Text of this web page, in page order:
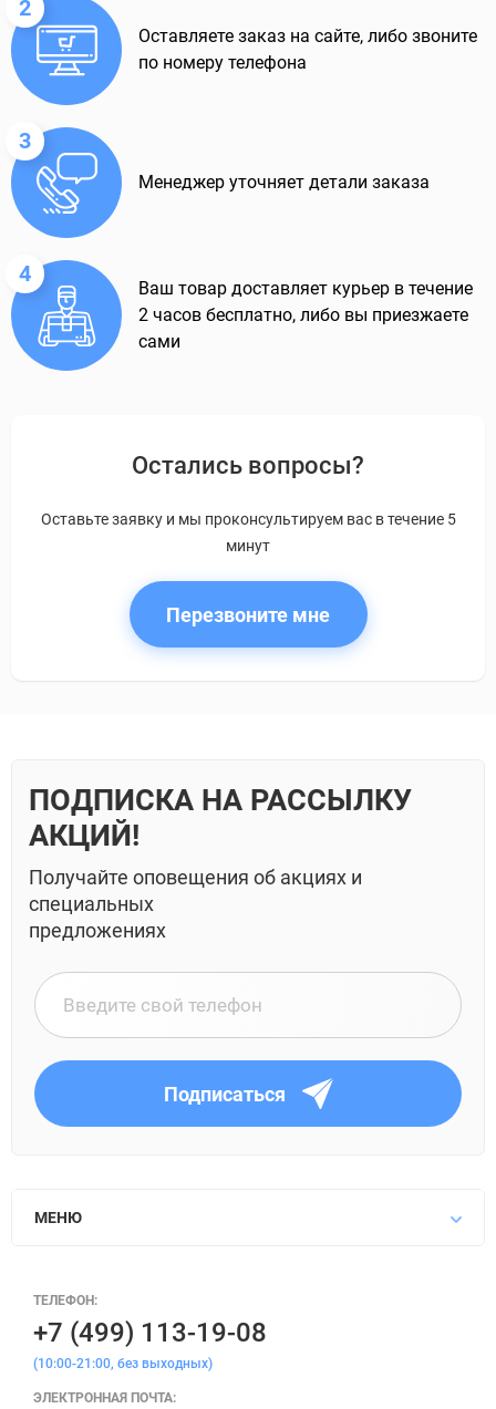
2
Оставляете заказ на сайте, либо звоните
по номеру телефона
3
Менеджер уточняет детали заказа
4
Ваш товар доставляет курьер в течение
2 часов бесплатно, либо вы приезжаете
сами
Остались вопросы?
Оставьте заявку и мы проконсультируем вас в течение 5
минут
Перезвоните мне
ПОДПИСКА НА РАССЫЛКУ
АКЦИЙ!
Получайте оповещения об акциях и
специальных
предложениях
Подписаться
МЕНЮ
ТЕЛЕФОН:
+7 (499) 113-19-08
(10:00-21:00, без выходных)
ЭЛЕКТРОННАЯ ПОЧТА: